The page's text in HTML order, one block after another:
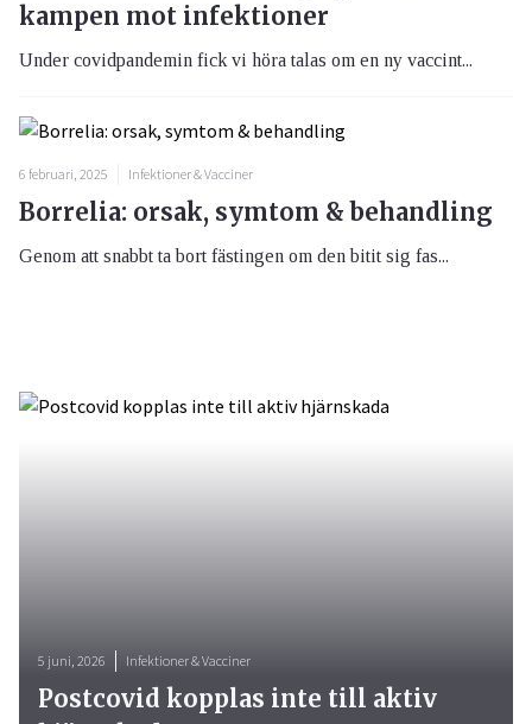
kampen mot infektioner
Under covidpandemin fick vi höra talas om en ny vaccint...
6 februari, 2025 Infektioner & Vacciner
Borrelia: orsak, symtom & behandling
Genom att snabbt ta bort fästingen om den bitit sig fas...
5 juni, 2026 Infektioner & Vacciner
Postcovid kopplas inte till aktiv